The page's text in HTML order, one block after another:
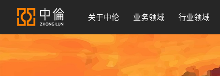
关于中伦 业务领域 行业领域